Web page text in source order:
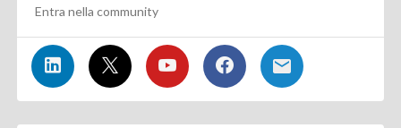
Entra nella community